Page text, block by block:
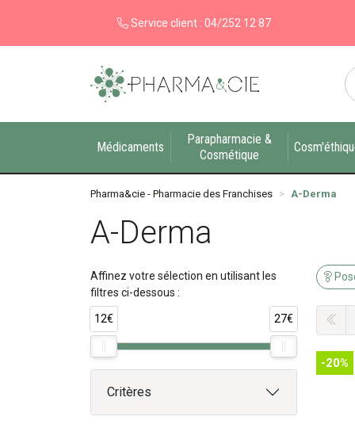
Service client : 04/252 12 87
Pharma&cie - Pharmacie des Franchises
Médicaments
Parapharmacie &
Cosmétique
Pharma&cie - Pharmacie des Franchises A-Derma
A-Derma
-20%
Affinez votre sélection en utilisant les
filtres ci-dessous :
12€ 27€
Critères